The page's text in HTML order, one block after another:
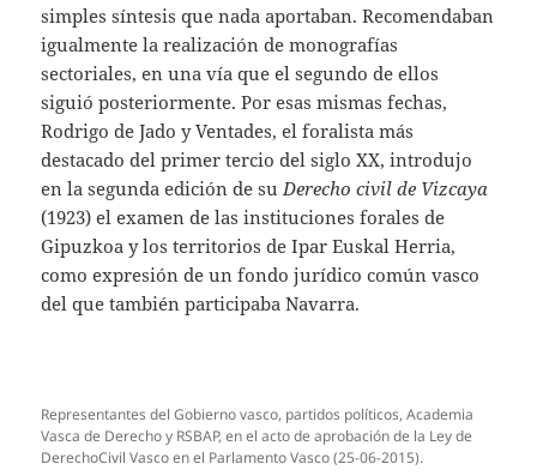
simples síntesis que nada aportaban. Recomendaban
igualmente la realización de monografías
sectoriales, en una vía que el segundo de ellos
siguió posteriormente. Por esas mismas fechas,
Rodrigo de Jado y Ventades, el foralista más
destacado del primer tercio del siglo XX, introdujo
en la segunda edición de su Derecho civil de Vizcaya
(1923) el examen de las instituciones forales de
Gipuzkoa y los territorios de Ipar Euskal Herria,
como expresión de un fondo jurídico común vasco
del que también participaba Navarra.
Representantes del Gobierno vasco, partidos políticos, Academia
Vasca de Derecho y RSBAP, en el acto de aprobación de la Ley de
DerechoCivil Vasco en el Parlamento Vasco (25-06-2015).